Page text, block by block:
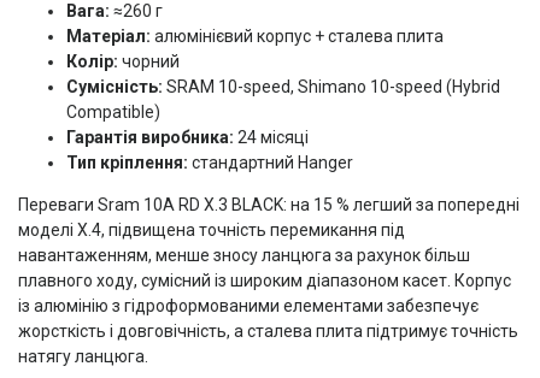
Вага: ≈260 г
Матеріал: алюмінієвий корпус + сталева плита
Колір: чорний
Сумісність: SRAM 10-speed, Shimano 10-speed (Hybrid
Compatible)
Гарантія виробника: 24 місяці
Тип кріплення: стандартний Hanger
Переваги Sram 10A RD X.3 BLACK: на 15 % легший за попередні
моделі X.4, підвищена точність перемикання під
навантаженням, менше зносу ланцюга за рахунок більш
плавного ходу, сумісний із широким діапазоном касет. Корпус
із алюмінію з гідроформованими елементами забезпечує
жорсткість і довговічність, а сталева плита підтримує точність
натягу ланцюга.